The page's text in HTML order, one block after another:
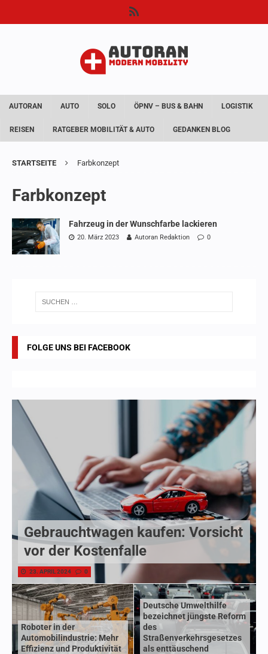
AUTORAN AUTO SOLO ÖPNV – BUS & BAHN LOGISTIK
REISEN RATGEBER MOBILITÄT & AUTO GEDANKEN BLOG
STARTSEITE Farbkonzept
Farbkonzept
Fahrzeug in der Wunschfarbe lackieren
20. März 2023 Autoran Redaktion 0
FOLGE UNS BEI FACEBOOK
Gebrauchtwagen kaufen: Vorsicht
vor der Kostenfalle
23. APRIL 2024 0
Roboter in der
Automobilindustrie: Mehr
Effizienz und Produktivität
Deutsche Umwelthilfe
bezeichnet jüngste Reform
des
Straßenverkehrsgesetzes
als enttäuschend